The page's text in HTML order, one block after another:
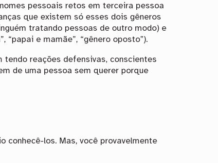
pessoais retos em terceira pessoa
que existem só esses dois gêneros
tratando pessoas de outro modo) e
“papai e mamãe”, “gênero oposto”).
tendo reações defensivas, conscientes
de uma pessoa sem querer porque
conhecê-los. Mas, você provavelmente